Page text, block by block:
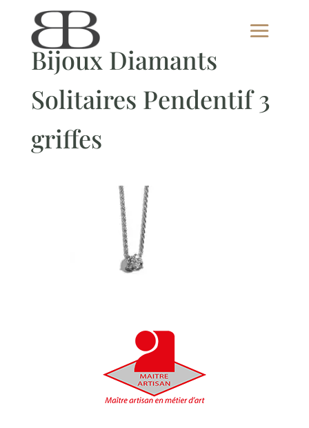
Bijoux Diamants
Solitaires Pendentif 3
griffes